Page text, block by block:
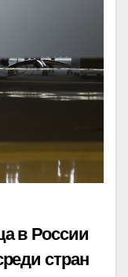
в России
стран